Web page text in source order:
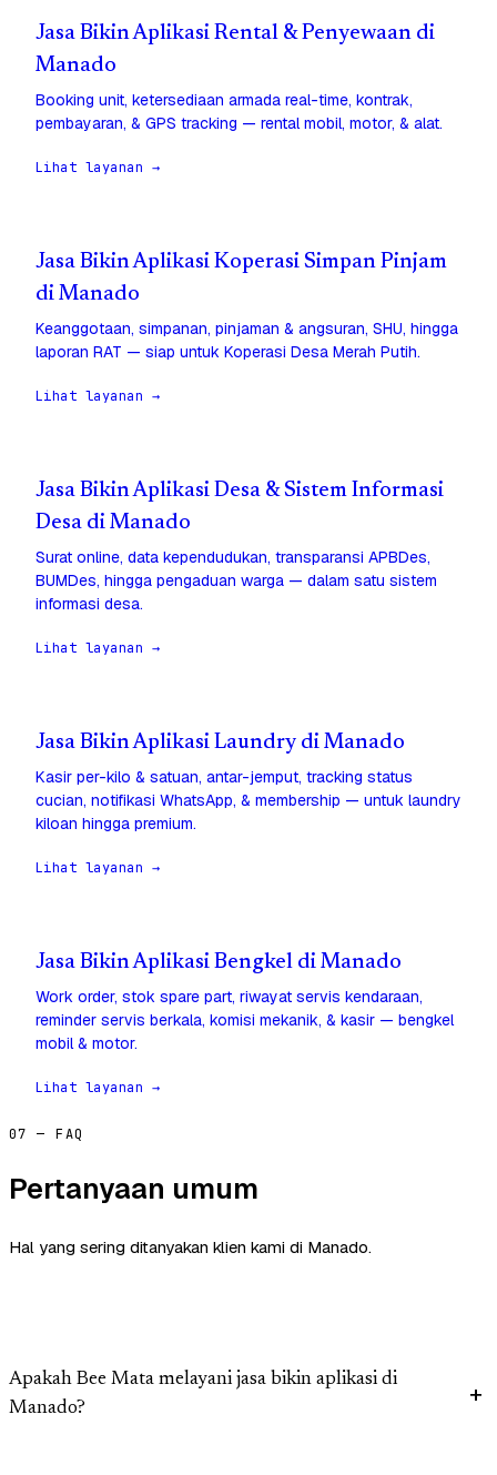
Jasa Bikin Aplikasi Rental & Penyewaan di
Manado
Booking unit, ketersediaan armada real-time, kontrak,
pembayaran, & GPS tracking — rental mobil, motor, & alat.
Lihat layanan →
Jasa Bikin Aplikasi Koperasi Simpan Pinjam
di Manado
Keanggotaan, simpanan, pinjaman & angsuran, SHU, hingga
laporan RAT — siap untuk Koperasi Desa Merah Putih.
Lihat layanan →
Jasa Bikin Aplikasi Desa & Sistem Informasi
Desa di Manado
Surat online, data kependudukan, transparansi APBDes,
BUMDes, hingga pengaduan warga — dalam satu sistem
informasi desa.
Lihat layanan →
Jasa Bikin Aplikasi Laundry di Manado
Kasir per-kilo & satuan, antar-jemput, tracking status
cucian, notifikasi WhatsApp, & membership — untuk laundry
kiloan hingga premium.
Lihat layanan →
Jasa Bikin Aplikasi Bengkel di Manado
Work order, stok spare part, riwayat servis kendaraan,
reminder servis berkala, komisi mekanik, & kasir — bengkel
mobil & motor.
Lihat layanan →
07 — FAQ
Pertanyaan umum
Hal yang sering ditanyakan klien kami di Manado.
Apakah Bee Mata melayani jasa bikin aplikasi di
Manado?